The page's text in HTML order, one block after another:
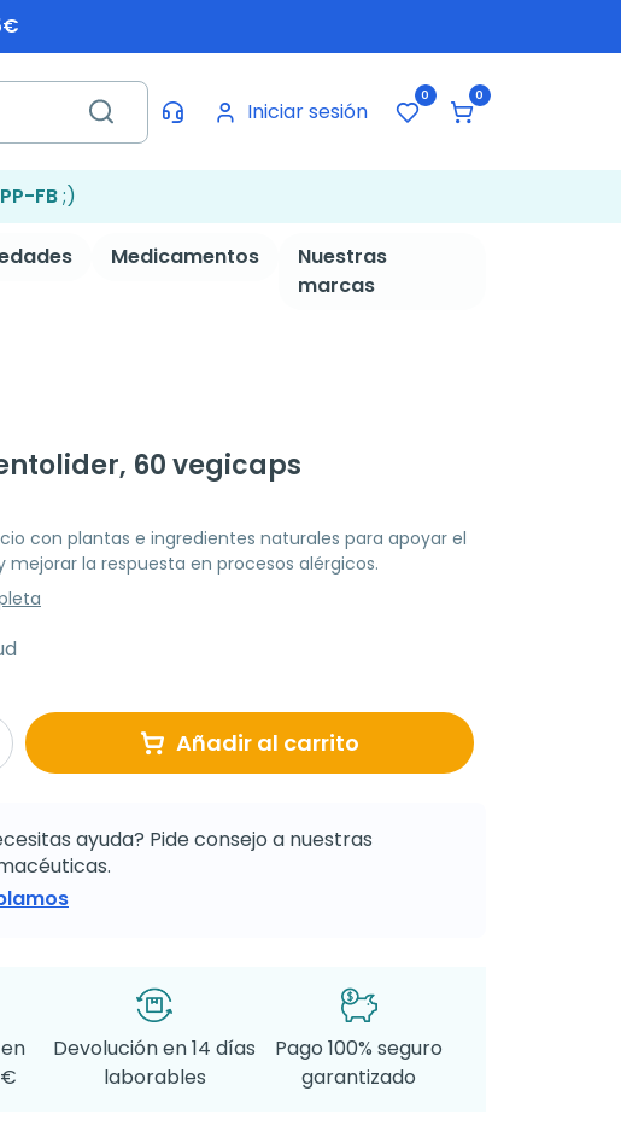
Iniciar sesión
0 0
FB;)
Medicamentos
Nuestras
marcas
60 vegicaps
con plantas e ingredientes naturales para apoyar el
la respuesta en procesos alérgicos.
Añadir al carrito
ayuda? Pide consejo a nuestras
Devolución en 14 días
laborables
Pago 100% seguro
garantizado